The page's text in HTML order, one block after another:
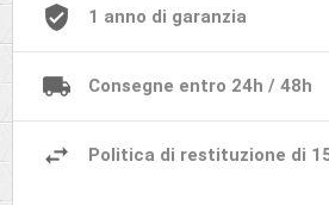
1 anno di garanzia
Consegne entro 24h / 48h
Politica di restituzione di